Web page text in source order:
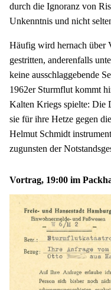
durch die Ignoranz von
Unkenntnis und nicht
Häufig wird hernach über
gestritten, anderenfalls
keine ausschlaggebende
1962er Sturmflut kommt
Kalten Kriegs spielte: Die
sie für ihre Hetze gegen
Helmut Schmidt
zugunsten der
Vortrag, 19:00 im